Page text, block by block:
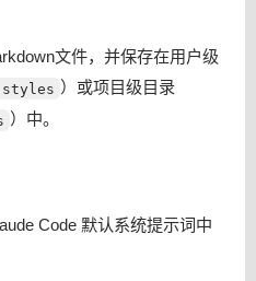
文件，并保存在用户级
）或项目级目录
）中。
Code 默认系统提示词中